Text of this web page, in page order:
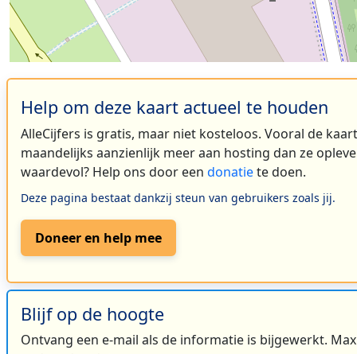
Help om deze kaart actueel te houden
AlleCijfers is gratis, maar niet kosteloos. Vooral de
maandelijks aanzienlijk meer aan hosting dan ze
waardevol? Help ons door een donatiete doen.
Deze pagina bestaat dankzij steun van gebruikers zoals jij.
Doneer en help mee
Blijf op de hoogte
Ontvang een e-mail als de informatie is bijgewerkt.